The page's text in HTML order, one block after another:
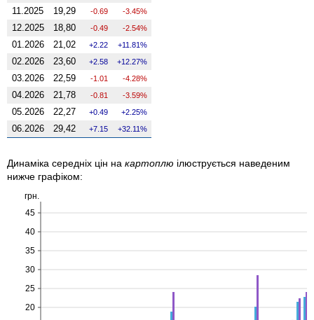
11.2025 19,29 -0.69 -3.45%
12.2025 18,80 -0.49 -2.54%
01.2026 21,02 2.22 11.81%
02.2026 23,60 2.58 12.27%
03.2026 22,59 -1.01 -4.28%
04.2026 21,78 -0.81 -3.59%
05.2026 22,27 0.49 2.25%
06.2026 29,42 7.15 32.11%
Динаміка середніх цін на картоплю ілюструється наведеним
нижче графіком:
20
25
30
35
40
45
грн.